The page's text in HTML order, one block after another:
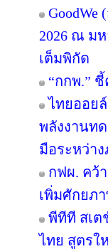
GoodWe
2026 ณ ม
เต็มพิกัด
“กกพ.”
ไทยออย
พลังงานท
มือระหว่า
กฟผ. คว้
เพิ่มศักยภ
พีทีที สเต
ไทย สูตรใ